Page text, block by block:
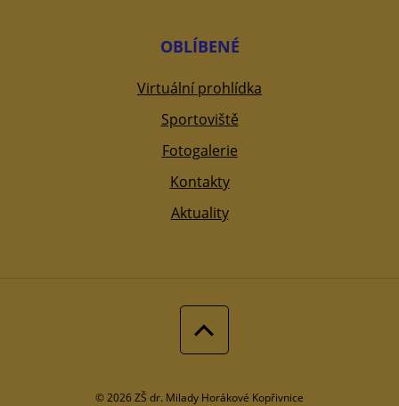
OBLÍBENÉ
Virtuální prohlídka
Sportoviště
Fotogalerie
Kontakty
Aktuality
© 2026 ZŠ dr. Milady Horákové Kopřivnice